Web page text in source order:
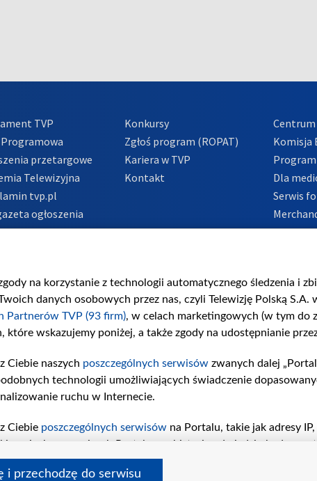
TVP
Programowa
przetargowe
Telewizyjna
tvp.pl
ogłoszenia
o nadawcy
Konkursy
Zgłoś program (ROPAT)
Kariera w TVP
Kontakt
Komisja
Dla
Serwis
Polityka
na korzystanie z technologii automatycznego śledzenia i
danych osobowych przez nas, czyli Telewizję Polską S.A.
Partnerów TVP (93 firm), w celach marketingowych (w tym do
które wskazujemy poniżej, a także zgody na udostępnianie
Ciebie naszych poszczególnych serwisów zwanych dalej
technologii umożliwiających świadczenie
ruchu w Internecie.
Ciebie poszczególnych serwisów na Portalu, takie jak adresy
w serwisach Portalu czy historia odwiedzin będą
celów i funkcji: przechowywania informacji na
reklam, tworzenia profilu
i przechodzę do serwisu